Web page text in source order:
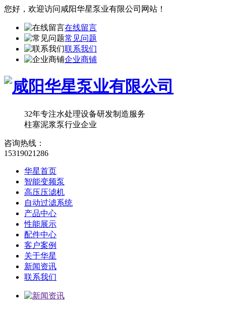
您好，欢迎访问 咸阳华星泵业有限公司 网站！
在线留言
常见问题
联系我们
企业商铺
32年专注水处理设备研发制造服务
柱塞泥浆泵行业企业
咨询热线：
15319021286
华星首页
智能变频泵
高压压滤机
自动过滤系统
产品中心
性能展示
配件中心
客户案例
关于华星
新闻资讯
联系我们